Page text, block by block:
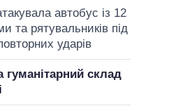
автобус із 12
та рятувальників під
ударів
гуманітарний склад